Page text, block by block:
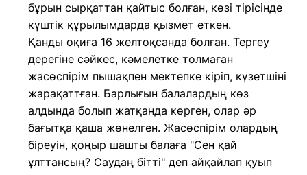
бұрын сырқаттан қайтыс болған, көзі тірісінде
күштік құрылымдарда қызмет еткен.
Қанды оқиға 16 желтоқсанда болған. Тергеу
дерегіне сәйкес, кәмелетке толмаған
жасөспірім пышақпен мектепке кіріп, күзетшіні
жарақаттған. Барлығын балалардың көз
алдында болып жатқанда көрген, олар әр
бағытқа қаша жөнелген. Жасөспірім олардың
біреуін, қоңыр шашты балаға "Сен қай
ұлттансың? Саудаң бітті" деп айқайлап қуып